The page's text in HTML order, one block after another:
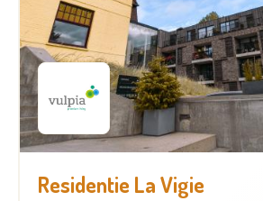
Residentie La Vigie